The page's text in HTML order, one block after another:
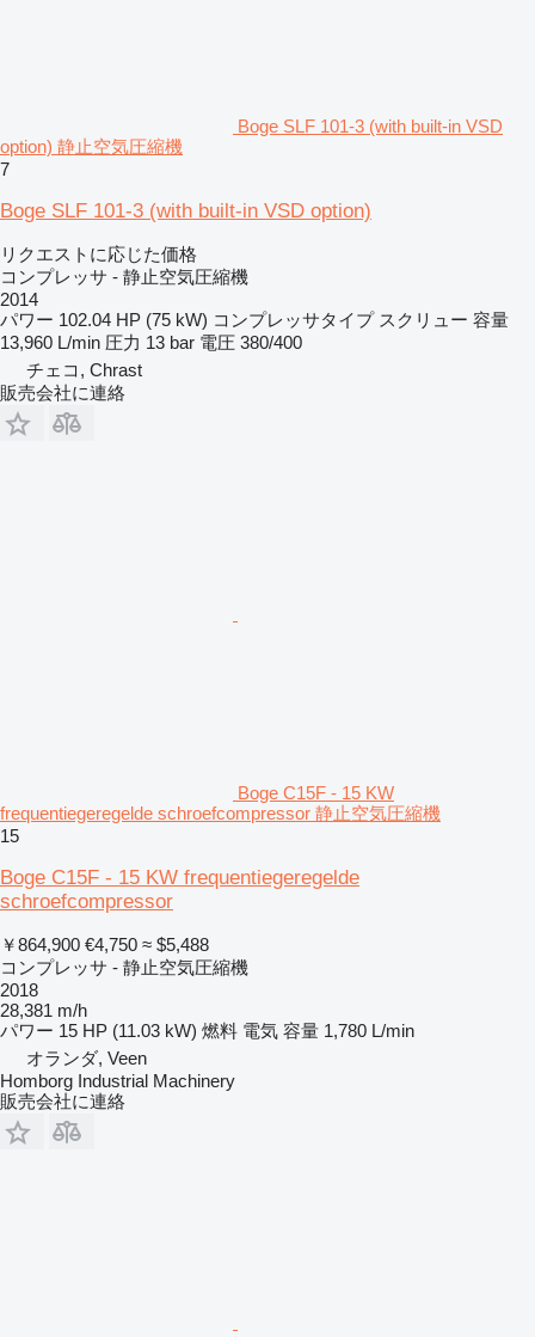
Boge SLF 101-3 (with built-in VSD
option) 静止空気圧縮機
7
Boge SLF 101-3 (with built-in VSD option)
リクエストに応じた価格
コンプレッサ - 静止空気圧縮機
2014
パワー 102.04 HP (75 kW) コンプレッサタイプ スクリュー 容量
13,960 L/min 圧力 13 bar 電圧 380/400
チェコ, Chrast
販売会社に連絡
Boge C15F - 15 KW
frequentiegeregelde schroefcompressor 静止空気圧縮機
15
Boge C15F - 15 KW frequentiegeregelde
schroefcompressor
￥864,900 €4,750 ≈ $5,488
コンプレッサ - 静止空気圧縮機
2018
28,381 m/h
パワー 15 HP (11.03 kW) 燃料 電気 容量 1,780 L/min
オランダ, Veen
Homborg Industrial Machinery
販売会社に連絡